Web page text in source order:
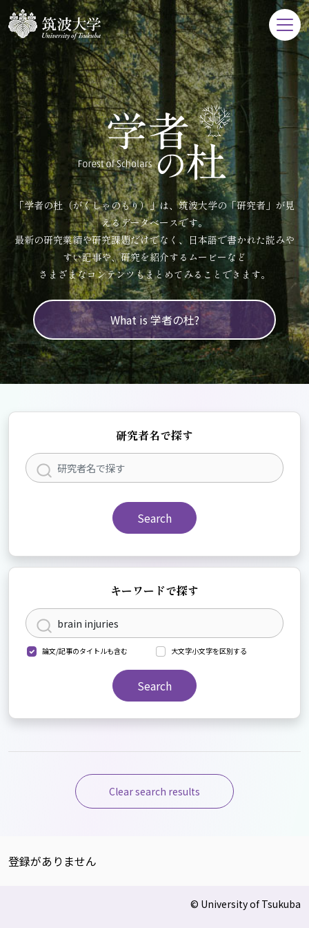
「学者の杜（がくしゃのもり）」は、筑波大学の「研究者」が見
えるデータベースです。
最新の研究業績や研究課題だけでなく、日本語で書かれた読みや
すい記事や、研究を紹介するムービーなど
さまざまなコンテンツもまとめてみることできます。
What is 学者の杜?
研究者名で探す
Search
キーワードで探す
論文/記事のタイトルも含む 大文字小文字を区別する
Search
Clear search results
登録がありません
© University of Tsukuba